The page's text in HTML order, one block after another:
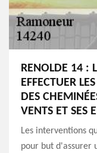
RENOLDE 14 :
EFFECTUER
DES
VENTS ET SES
Les interventions
pour but d'assurer